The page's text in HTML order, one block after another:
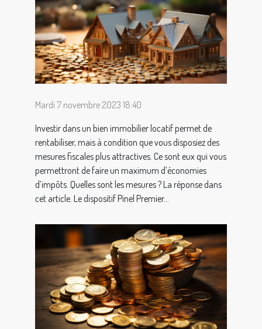
Mardi 7 novembre 2023 18:40
Investir dans un bien immobilier locatif permet de
rentabiliser, mais à condition que vous disposiez des
mesures fiscales plus attractives. Ce sont eux qui vous
permettront de faire un maximum d’économies
d’impôts. Quelles sont les mesures ? La réponse dans
cet article. Le dispositif Pinel Premier...